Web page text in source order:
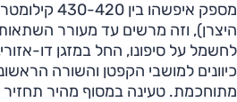
היצרן), וזה מרשים עד מעורר
לחשמל על סיפונו, החל במזגן דו-
כיוונים למושבי הקפטן והשורה
מתוחכמת. טעינה במסוף מהיר תחזיר